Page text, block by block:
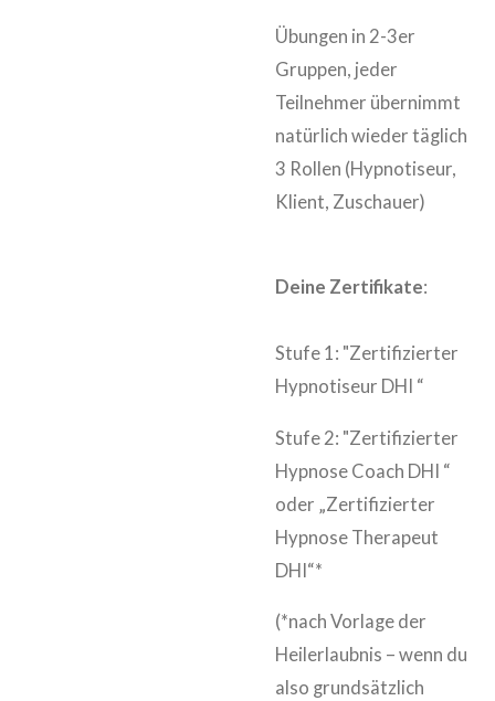
Übungen in 2-3er
Gruppen, jeder
Teilnehmer übernimmt
natürlich wieder täglich
3 Rollen (Hypnotiseur,
Klient, Zuschauer)
Deine Zertifikate:
Stufe 1: "Zertifizierter
Hypnotiseur DHI “
Stufe 2: "Zertifizierter
Hypnose Coach DHI “
oder „Zertifizierter
Hypnose Therapeut
DHI“*
(*nach Vorlage der
Heilerlaubnis – wenn du
also grundsätzlich